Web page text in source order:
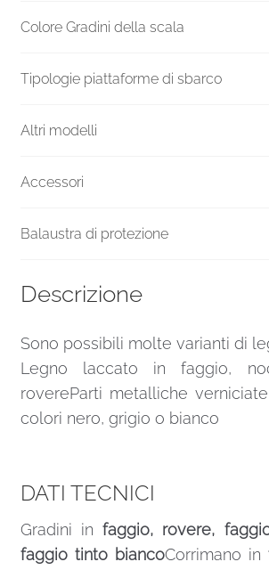
Colore Gradini della scala
Tipologie piattaforme di sbarco
Altri modelli
Accessori
Balaustra di protezione
Descrizione
Sono possibili molte varianti di
Legno laccato in faggio,
rovereParti metalliche
colori nero, grigio o bianco
DATI TECNICI
Gradini infaggio, rovere,
faggio tinto biancoCorrimano in